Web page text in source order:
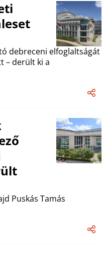
debreceni elfoglaltságát
– derült ki a
Puskás Tamás